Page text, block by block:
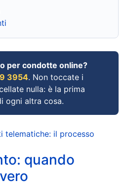
per condotte online?
3954. Non toccate i
nulla: è la prima
ogni altra cosa.
telematiche: il processo
quando